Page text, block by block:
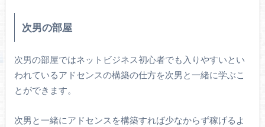
次男の部屋
次男の部屋ではネットビジネス初心者でも入りやすいとい
われているアドセンスの構築の仕方を次男と一緒に学ぶこ
とができます。
次男と一緒にアドセンスを構築すれば少なからず稼げるよ